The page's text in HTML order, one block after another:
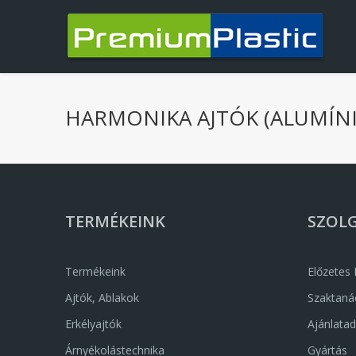
HARMONIKA AJTÓK
TERMÉKEINK
Termékeink
Ajtók, Ablakok
Erkélyajtók
Árnyékolástechnika
Előzetes
Gyártás